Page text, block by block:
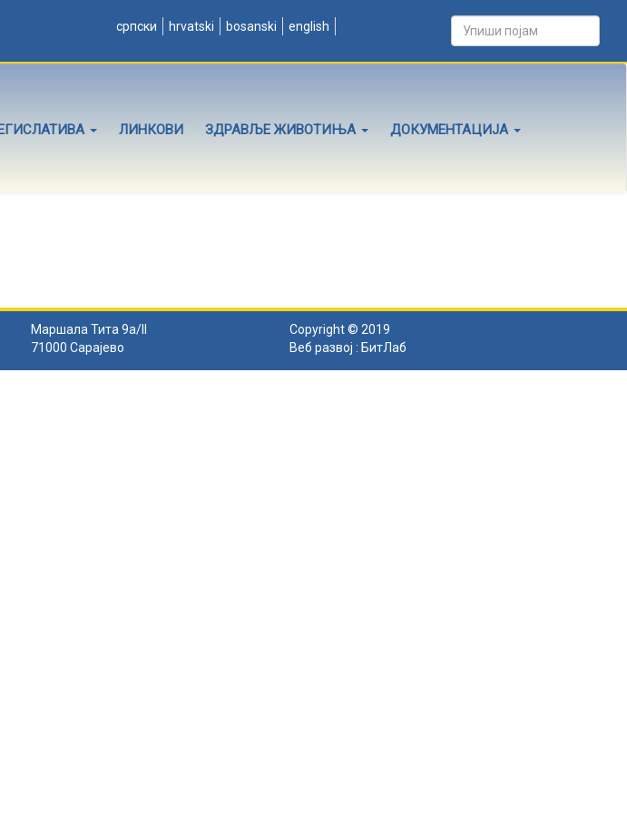
српски hrvatski bosanski english
ЛИНКОВИ ЗДРАВЉЕ ЖИВОТИЊА ДОКУМЕНТАЦИЈА
Маршала Тита 9а/II
71000 Сарајево
Copyright © 2019
Веб развој : БитЛаб